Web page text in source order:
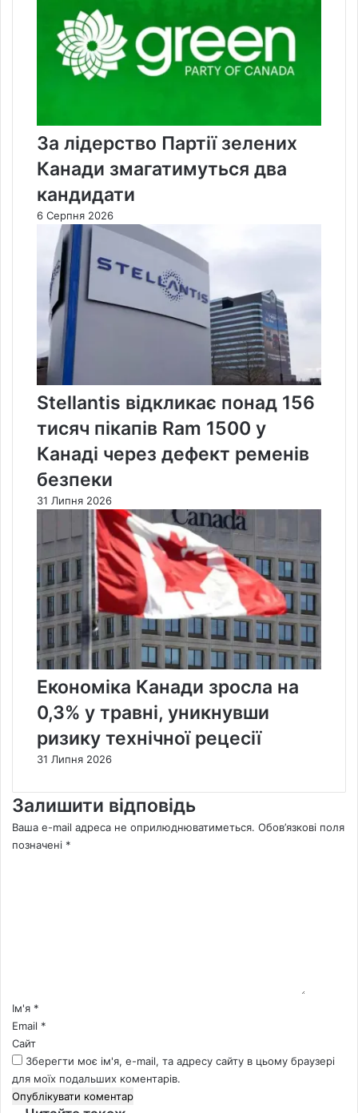
За лідерство Партії зелених
Канади змагатимуться два
кандидати
6 Серпня 2026
Stellantis відкликає понад 156
тисяч пікапів Ram 1500 у
Канаді через дефект ременів
безпеки
31 Липня 2026
Економіка Канади зросла на
0,3% у травні, уникнувши
ризику технічної рецесії
31 Липня 2026
Залишити відповідь
Ваша e-mail адреса не оприлюднюватиметься. Обов’язкові поля
позначені *
*
Ім'я *
Email *
Сайт
Зберегти моє ім'я, e-mail, та адресу сайту в цьому браузері
для моїх подальших коментарів.